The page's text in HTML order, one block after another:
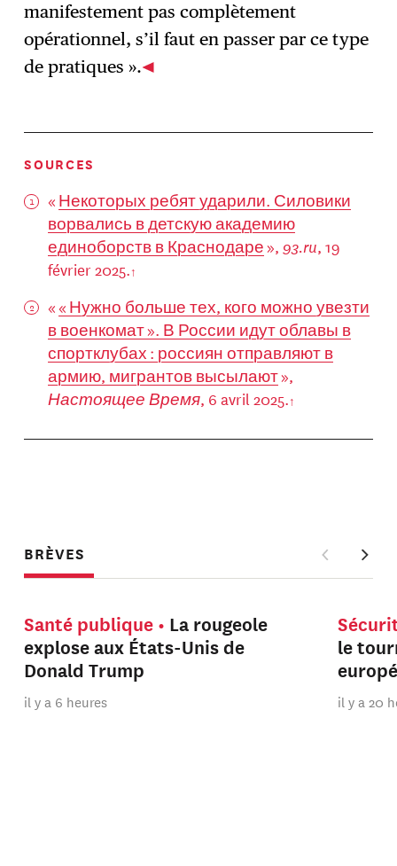
manifestement pas complètement
opérationnel, s’il faut en passer par ce type
de pratiques ».
SOURCES
« Некоторых ребят ударили. Силовики
ворвались в детскую академию
единоборств в Краснодаре», 93.ru, 19
février 2025.
«« Нужно больше тех, кого можно увезти
в военкомат ». В России идут облавы в
спортклубах : россиян отправляют в
армию, мигрантов высылают»,
Настоящее Время, 6 avril 2025.
BRÈVES
Santé publique
La rougeole
explose aux États-Unis de
Donald Trump
il y a 6 heures
le
il y a 20